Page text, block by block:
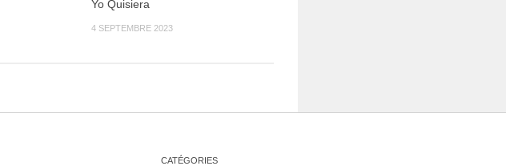
Yo Quisiera
4 SEPTEMBRE 2023
CATÉGORIES